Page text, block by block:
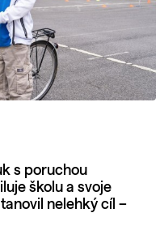
s poruchou
školu a svoje
nelehký cíl –